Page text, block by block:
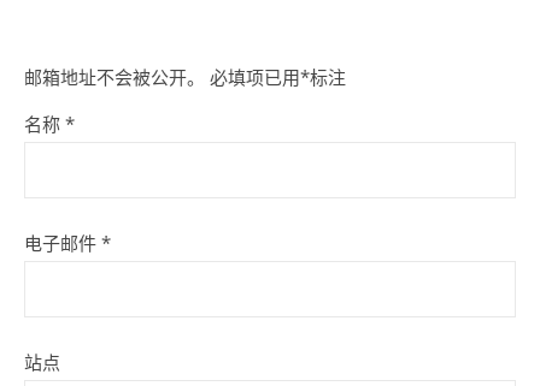
邮箱地址不会被公开。 必填项已用*标注
名称 *
电子邮件 *
站点